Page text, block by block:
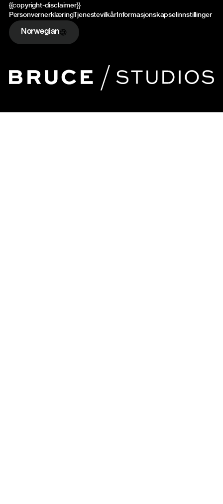
{{copyright-disclaimer}}
PersonvernerklæringTjenestevilkårInformasjonskapselinnstillinger
Norwegian